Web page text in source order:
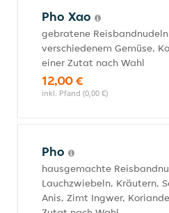
Pho Xao
gebratene
verschiedenem Gemüse,
einer Zutat nach Wahl
12,00 €
inkl. Pfand (0,00 €)
Pho
hausgemachte
Lauchzwiebeln, Kräutern,
Anis, Zimt Ingwer,